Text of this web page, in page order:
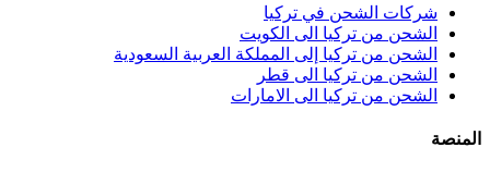
شركات الشحن في تركيا
الشحن من تركيا الى الكويت
الشحن من تركيا إلى المملكة العربية السعودية
الشحن من تركيا الى قطر
الشحن من تركيا الى الامارات
المنصة